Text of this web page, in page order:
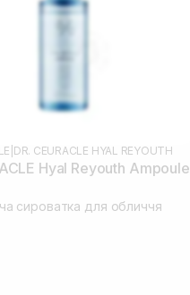
DR. CEURACLE HYAL REYOUTH
Hyal Reyouth Ampoule
сироватка для обличчя